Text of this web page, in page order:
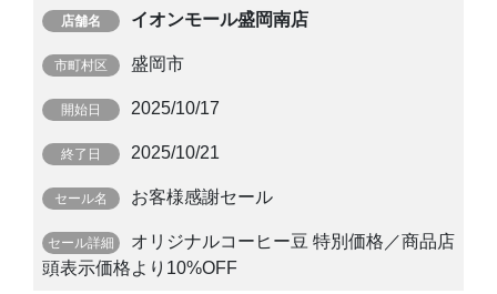
イオンモール盛岡南店
盛岡市
2025/10/17
2025/10/21
お客様感謝セール
オリジナルコーヒー豆 特別価格／商品店
頭表示価格より10%OFF